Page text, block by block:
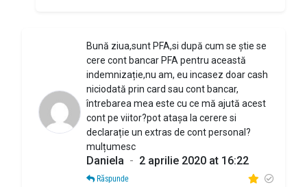
Bună ziua,sunt PFA,si după cum se știe se
cere cont bancar PFA pentru această
indemnizație,nu am, eu incasez doar cash
niciodată prin card sau cont bancar,
întrebarea mea este cu ce mă ajută acest
cont pe viitor?pot atașa la cerere si
declarație un extras de cont personal?
mulțumesc
Daniela - 2 aprilie 2020 at 16:22
Răspunde